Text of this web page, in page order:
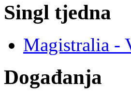
Singl tjedna
Magistralia -
Događanja